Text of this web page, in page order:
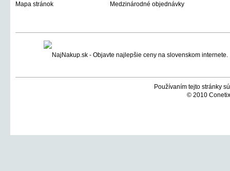
Mapa stránok
Medzinárodné objednávky
Používaním tejto stránky
© 2010